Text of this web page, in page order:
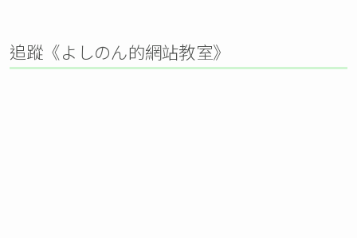
追蹤《よしのん的網站教室》